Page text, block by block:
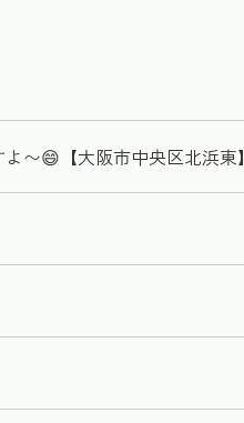
〜😄【大阪市中央区北浜東】